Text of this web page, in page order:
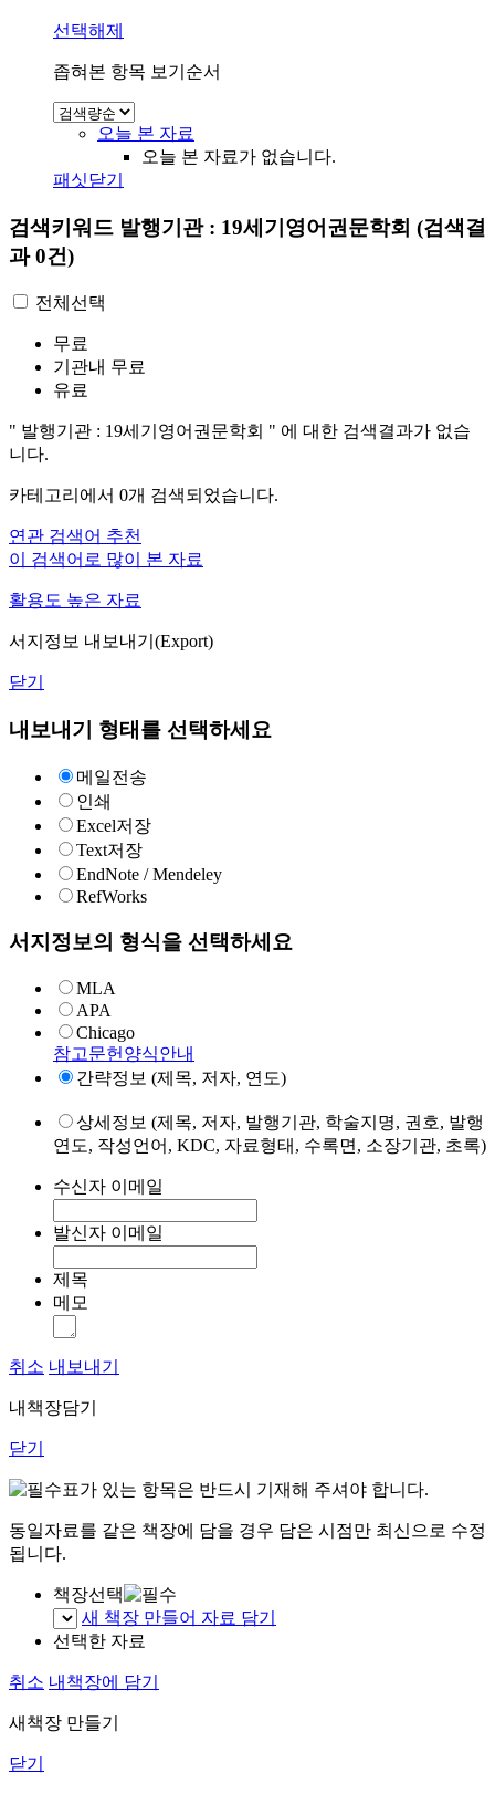
선택해제
좁혀본 항목 보기순서
오늘 본 자료
오늘 본 자료가 없습니다.
패싯닫기
검색키워드 발행기관 : 19세기영어권문학회 (검색결
과 0건)
전체선택
무료
기관내 무료
유료
" 발행기관 : 19세기영어권문학회 " 에 대한 검색결과가 없습
니다.
카테고리에서 0개 검색되었습니다.
연관 검색어 추천
이 검색어로 많이 본 자료
활용도 높은 자료
서지정보 내보내기(Export)
닫기
내보내기 형태를 선택하세요
메일전송
인쇄
Excel저장
Text저장
EndNote / Mendeley
RefWorks
서지정보의 형식을 선택하세요
MLA
APA
Chicago
참고문헌양식안내
간략정보 (제목, 저자, 연도)
상세정보 (제목, 저자, 발행기관, 학술지명, 권호, 발행
연도, 작성언어, KDC, 자료형태, 수록면, 소장기관, 초록)
수신자 이메일
발신자 이메일
제목
메모
취소 내보내기
내책장담기
닫기
표가 있는 항목은 반드시 기재해 주셔야 합니다.
동일자료를 같은 책장에 담을 경우 담은 시점만 최신으로 수정
됩니다.
책장선택
새 책장 만들어 자료 담기
선택한 자료
취소 내책장에 담기
새책장 만들기
닫기